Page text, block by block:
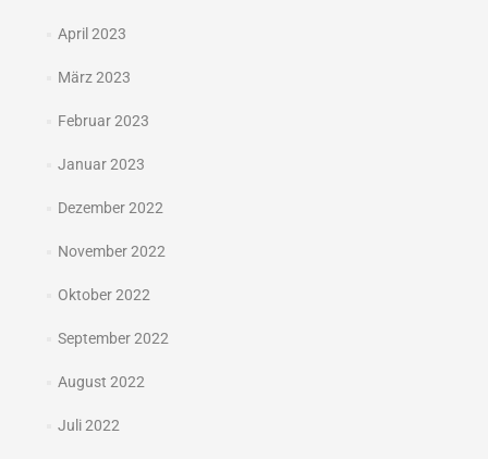
April 2023
März 2023
Februar 2023
Januar 2023
Dezember 2022
November 2022
Oktober 2022
September 2022
August 2022
Juli 2022